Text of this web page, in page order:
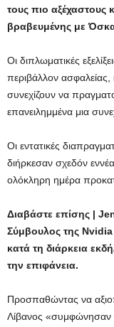
τους πιο αξέχαστους
βραβευμένης με
Οι διπλωματικές
περιβάλλον
συνεχίζουν να
επανειλημμένα μια
Οι εντατικές
διήρκεσαν σχεδόν
ολόκληρη ημέρα
Διαβάστε επίσης |
Σύμβουλος της
κατά τη διάρκεια
την επιφάνεια.
Προσπαθώντας να
Λίβανος «συμφώνησαν